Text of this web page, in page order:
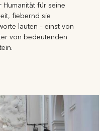
für seine
fiebernd sie
lauten – einst von
von bedeutenden